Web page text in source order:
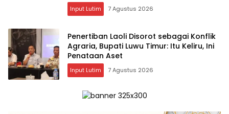
Input Lutim 7 Agustus 2026
Penertiban Laoli Disorot sebagai Konflik
Agraria, Bupati Luwu Timur: Itu Keliru, Ini
Penataan Aset
Input Lutim 7 Agustus 2026